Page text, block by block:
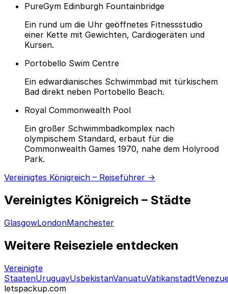
PureGym Edinburgh Fountainbridge
Ein rund um die Uhr geöffnetes Fitnessstudio
einer Kette mit Gewichten, Cardiogeräten und
Kursen.
Portobello Swim Centre
Ein edwardianisches Schwimmbad mit türkischem
Bad direkt neben Portobello Beach.
Royal Commonwealth Pool
Ein großer Schwimmbadkomplex nach
olympischem Standard, erbaut für die
Commonwealth Games 1970, nahe dem Holyrood
Park.
Vereinigtes Königreich – Reiseführer →
Vereinigtes Königreich – Städte
GlasgowLondonManchester
Weitere Reiseziele entdecken
Vereinigte
StaatenUruguayUsbekistanVanuatuVatikanstadt
letspackup.com